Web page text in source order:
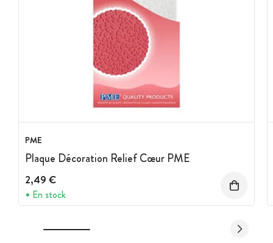
PME
Plaque Décoration Relief Cœur PME
2,49 €
En stock